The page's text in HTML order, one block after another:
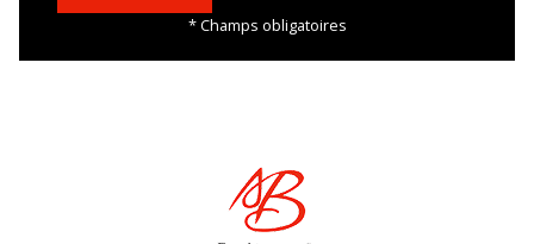
* Champs obligatoires